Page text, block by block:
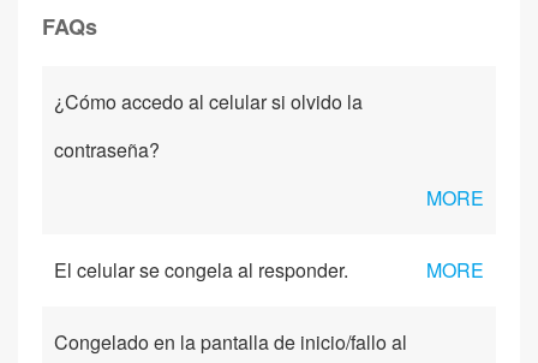
FAQs
¿Cómo accedo al celular si olvido la
contraseña?
MORE
El celular se congela al responder. MORE
Congelado en la pantalla de inicio/fallo al